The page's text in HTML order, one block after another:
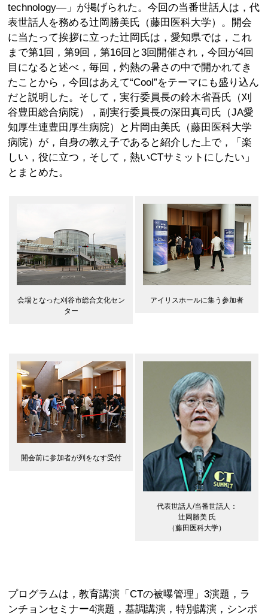
technology—」が掲げられた。今回の当番世話人は，代
表世話人を務める辻岡勝美氏（藤田医科大学）。開会
に当たって挨拶に立った辻岡氏は，愛知県では，これ
まで第1回，第9回，第16回と3回開催され，今回が4回
目になると述べ，毎回，灼熱の暑さの中で開かれてき
たことから，今回はあえて“Cool”をテーマにも盛り込ん
だと説明した。そして，実行委員長の鈴木省吾氏（刈
谷豊田総合病院），副実行委員長の深田真司氏（JA愛
知厚生連豊田厚生病院）と片岡由美氏（藤田医科大学
病院）が，自身の教え子であると紹介した上で，「楽
しい，役に立つ，そして，熱いCTサミットにしたい」
とまとめた。
会場となった刈谷市総合文化セン
ター
アイリスホールに集う参加者
開会前に参加者が列をなす受付
代表世話人/当番世話人：
辻岡勝美 氏
（藤田医科大学）
プログラムは，教育講演「CTの被曝管理」3演題，ラ
ンチョンセミナー4演題，基調講演，特別講演，シンポ